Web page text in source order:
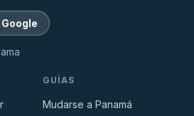
GUÍAS
Mudarse a Panamá